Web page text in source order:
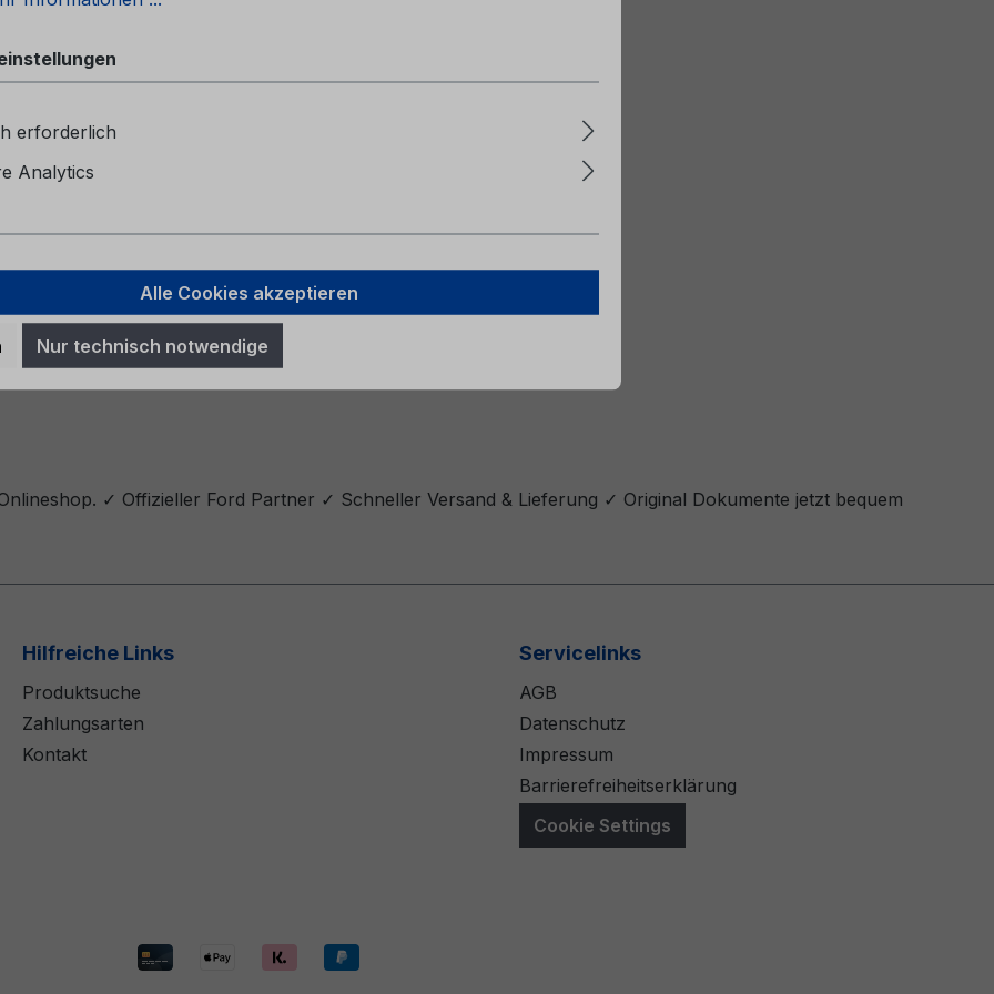
✓ Offizieller Ford Partner ✓ Schneller Versand & Lieferung ✓ Original Dokumente jetzt bequem
Hilfreiche Links
Produktsuche
Zahlungsarten
Kontakt
Servicelinks
AGB
Datenschutz
Impressum
Barrierefreiheitserklärung
Cookie Settings
erforderlich
Analytics
Alle Cookies akzeptieren
Nur technisch notwendige